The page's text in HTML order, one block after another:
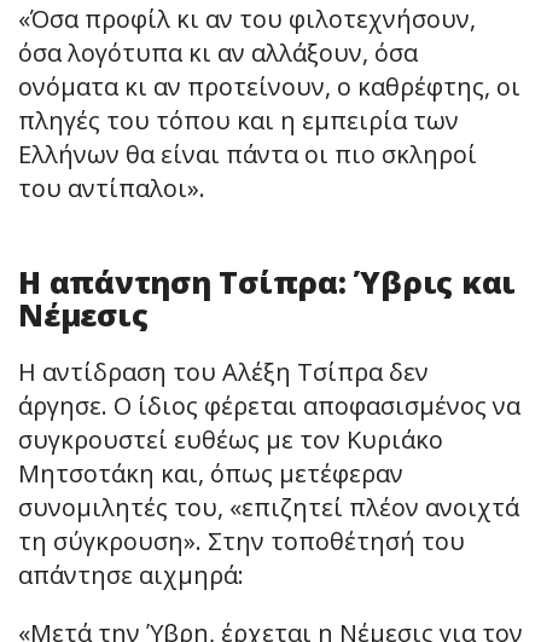
«Όσα προφίλ κι αν του φιλοτεχνήσουν,
όσα λογότυπα κι αν αλλάξουν, όσα
ονόματα κι αν προτείνουν, ο καθρέφτης, οι
πληγές του τόπου και η εμπειρία των
Ελλήνων θα είναι πάντα οι πιο σκληροί
του αντίπαλοι».
Η απάντηση Τσίπρα: Ύβρις και
Νέμεσις
Η αντίδραση του Αλέξη Τσίπρα δεν
άργησε. Ο ίδιος φέρεται αποφασισμένος να
συγκρουστεί ευθέως με τον Κυριάκο
Μητσοτάκη και, όπως μετέφεραν
συνομιλητές του, «επιζητεί πλέον ανοιχτά
τη σύγκρουση». Στην τοποθέτησή του
απάντησε αιχμηρά:
«Μετά την Ύβρη, έρχεται η Νέμεσις για τον